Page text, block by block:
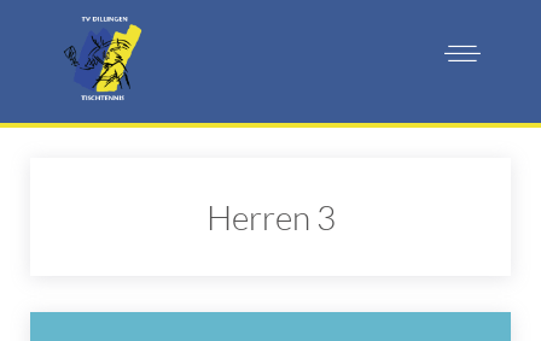
Herren 3